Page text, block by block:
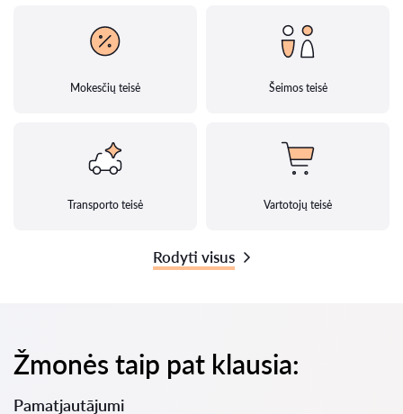
Mokesčių teisė Šeimos teisė
Transporto teisė Vartotojų teisė
Rodyti visus
Žmonės taip pat klausia:
Pamatjautājumi